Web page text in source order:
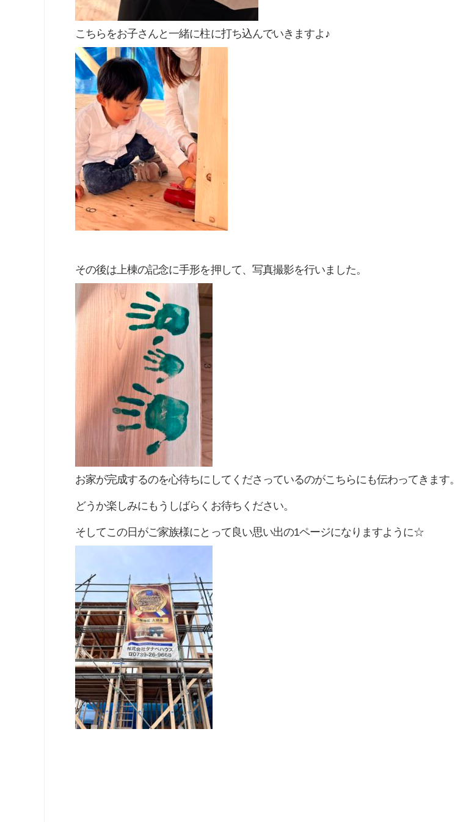
こちらをお子さんと一緒に柱に打ち込んでいきますよ♪
その後は上棟の記念に手形を押して、写真撮影を行いました。
お家が完成するのを心待ちにしてくださっているのがこちらにも伝わってきます。
どうか楽しみにもうしばらくお待ちください。
そしてこの日がご家族様にとって良い思い出の1ページになりますように☆